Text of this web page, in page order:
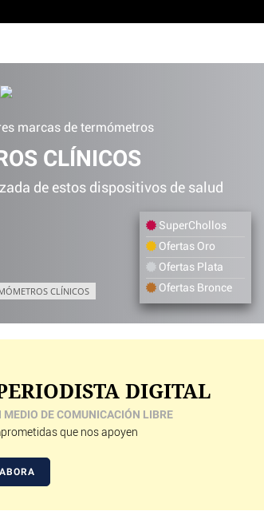
marcas de termómetros
CLÍNICOS
de estos dispositivos de salud
CLÍNICOS
SuperChollos
Ofertas Oro
Ofertas Plata
Ofertas Bronce
DIGITAL
DE COMUNICACIÓN LIBRE
que nos apoyen